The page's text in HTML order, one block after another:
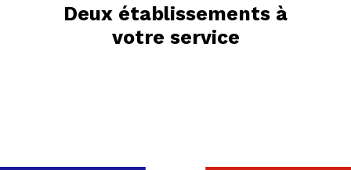
Deux établissements à
votre service